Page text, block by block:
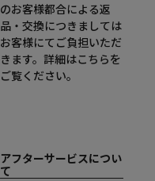
のお客様都合による返
品・交換につきましては
お客様にてご負担いただ
きます。詳細はこちらを
ご覧ください。
アフターサービスについ
て